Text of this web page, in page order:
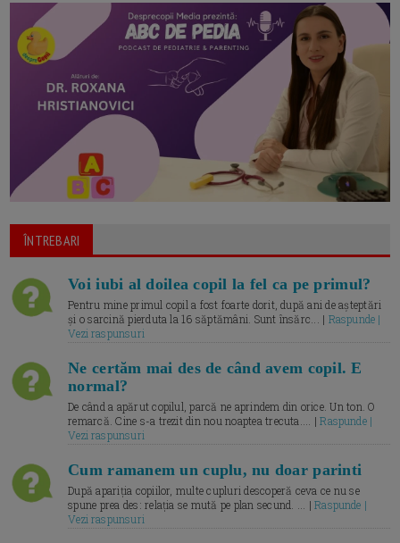
ÎNTREBARI
Voi iubi al doilea copil la fel ca pe primul?
Pentru mine primul copil a fost foarte dorit, după ani de așteptări
și o sarcină pierduta la 16 săptămâni. Sunt însărc... | Raspunde |
Vezi raspunsuri
Ne certăm mai des de când avem copil. E
normal?
De când a apărut copilul, parcă ne aprindem din orice. Un ton. O
remarcă. Cine s-a trezit din nou noaptea trecuta.... |Raspunde |
Vezi raspunsuri
Cum ramanem un cuplu, nu doar parinti
După apariția copiilor, multe cupluri descoperă ceva ce nu se
spune prea des: relația se mută pe plan secund. ... |Raspunde |
Vezi raspunsuri